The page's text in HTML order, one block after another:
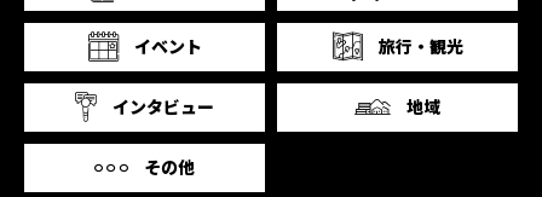
イベント 旅行・観光
インタビュー 地域
その他